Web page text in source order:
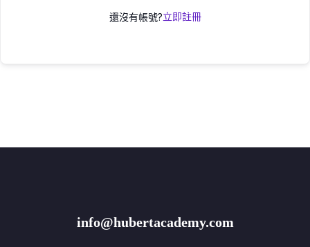
還沒有帳號?立即註冊
info@hubertacademy.com